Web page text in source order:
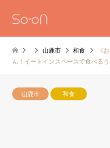
山鹿市 和食
《
ん！イートインスペースで食べる
山鹿市 和食